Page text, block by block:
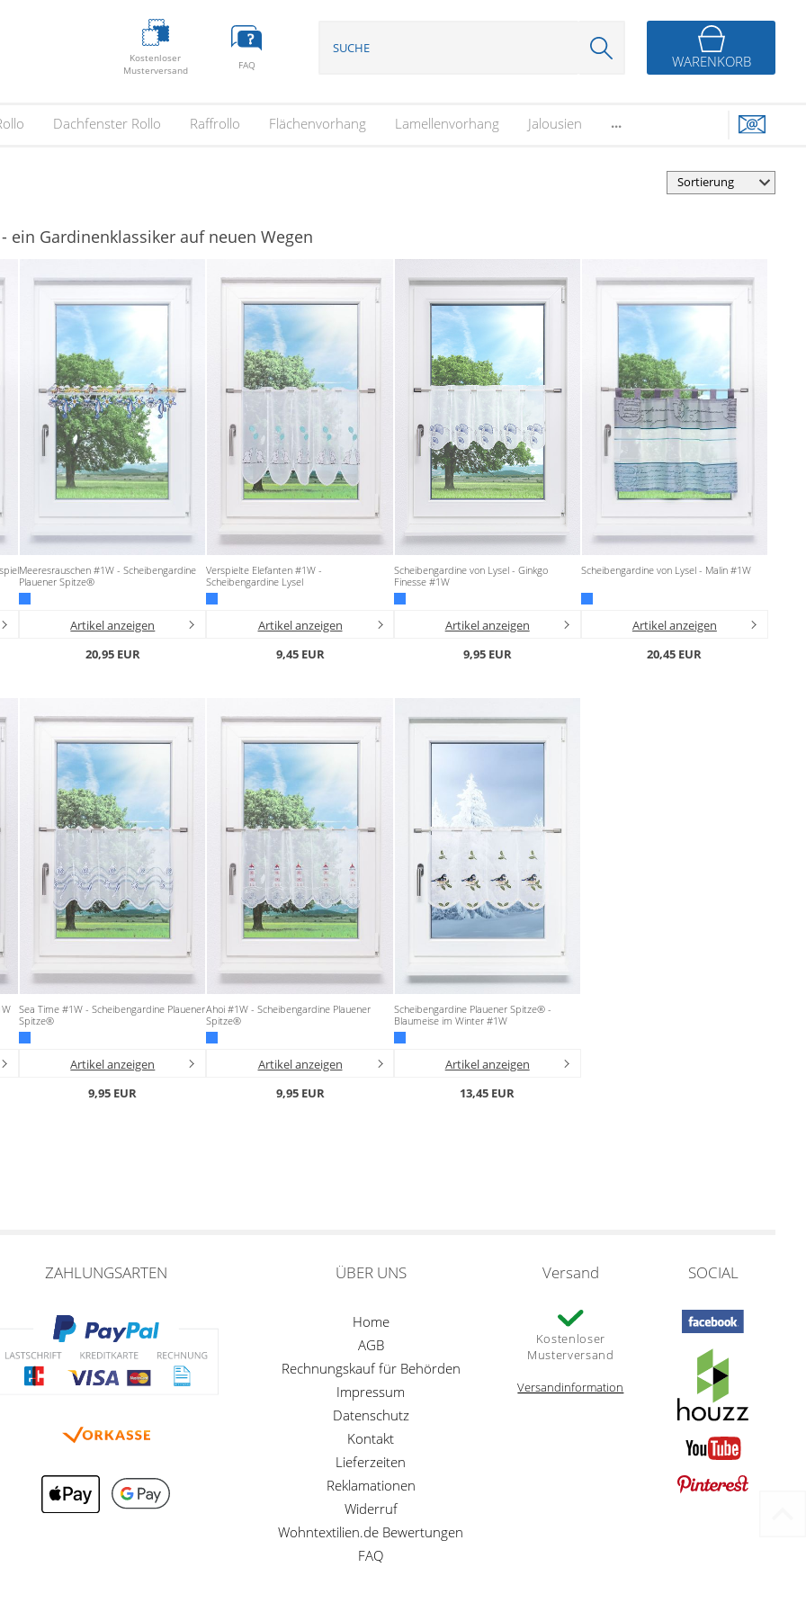
Kostenloser
Musterversand
FAQ WARENKORB
Dachfenster Rollo Raffrollo Flächenvorhang Lamellenvorhang Jalousien ...
ein Gardinenklassiker auf neuen Wegen
Meeresrauschen #1W - Scheibengardine
Plauener Spitze®
Artikel anzeigen
20,95 EUR
Verspielte Elefanten #1W -
Scheibengardine Lysel
Artikel anzeigen
9,45 EUR
Scheibengardine von Lysel - Ginkgo
Finesse #1W
Artikel anzeigen
9,95 EUR
Scheibengardine von Lysel - Malin #1W
Artikel anzeigen
20,45 EUR
Sea Time #1W - Scheibengardine Plauener
Spitze®
Artikel anzeigen
9,95 EUR
Ahoi #1W - Scheibengardine Plauener
Spitze®
Artikel anzeigen
9,95 EUR
Scheibengardine Plauener Spitze® -
Blaumeise im Winter #1W
Artikel anzeigen
13,45 EUR
ZAHLUNGSARTEN ÜBER UNS
Home
AGB
Rechnungskauf für Behörden
Impressum
Datenschutz
Kontakt
Lieferzeiten
Reklamationen
Widerruf
Wohntextilien.de Bewertungen
FAQ
Versand
Kostenloser
Musterversand
Versandinformation
SOCIAL